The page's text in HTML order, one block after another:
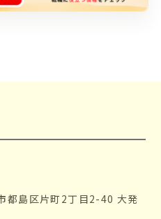
都島区片町2丁目2-40 大発